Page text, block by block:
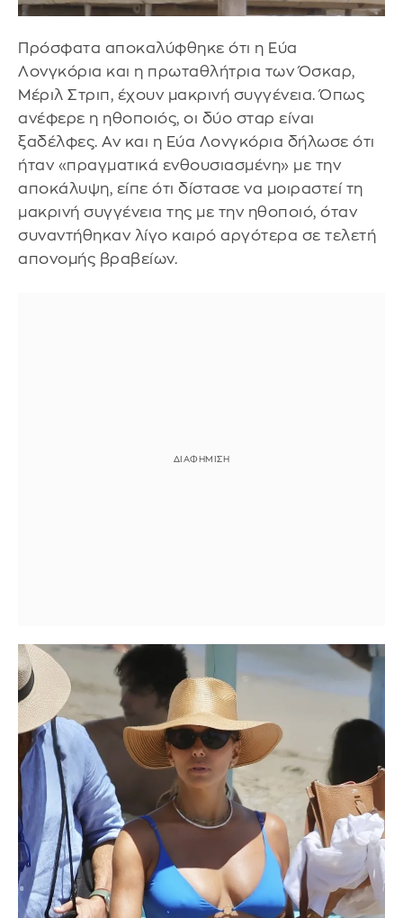
Πρόσφατα αποκαλύφθηκε ότι η Εύα
Λονγκόρια και η πρωταθλήτρια των Όσκαρ,
Μέριλ Στριπ, έχουν μακρινή συγγένεια. Όπως
ανέφερε η ηθοποιός, οι δύο σταρ είναι
ξαδέλφες. Αν και η Εύα Λονγκόρια δήλωσε ότι
ήταν «πραγματικά ενθουσιασμένη» με την
αποκάλυψη, είπε ότι δίστασε να μοιραστεί τη
μακρινή συγγένεια της με την ηθοποιό, όταν
συναντήθηκαν λίγο καιρό αργότερα σε τελετή
απονομής βραβείων.